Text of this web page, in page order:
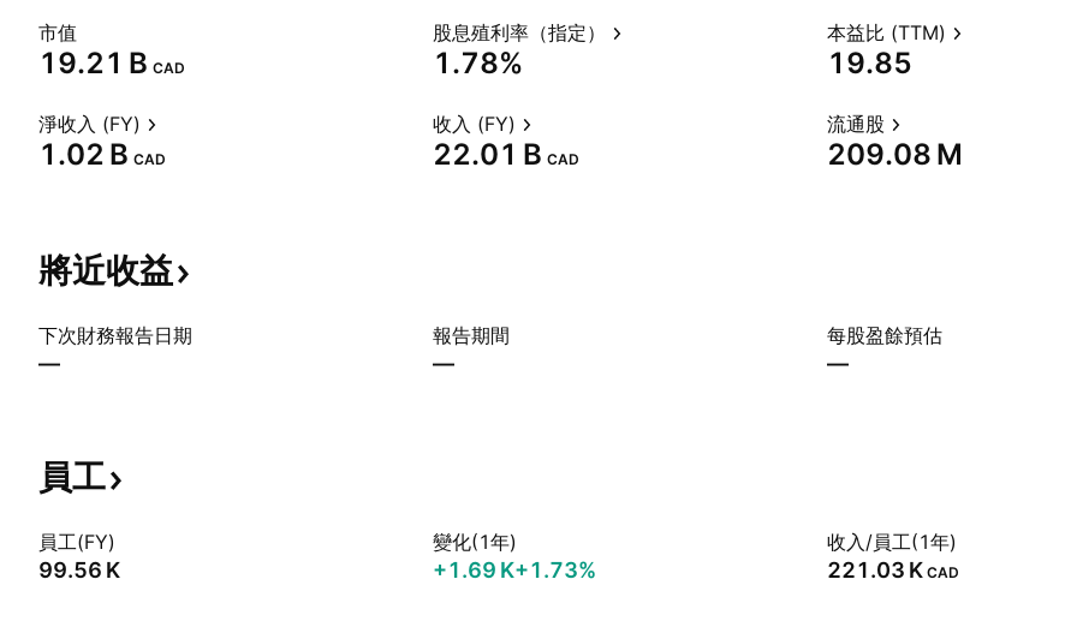
市值
‪19.21 B‬ CAD
股息殖利率（指定）
1.78%
本益比 (TTM)
19.85
淨收入 (FY)
‪1.02 B‬ CAD
收入 (FY)
‪22.01 B‬ CAD
流通股
‪209.08 M‬
將近收益
下次財務報告日期
—
報告期間
—
每股盈餘預估
—
員工
員工(FY)
‪99.56 K‬
變化(1年)
‪+1.69 K‬+1.73%
收入/員工(1年)
‪221.03 K‬ CAD